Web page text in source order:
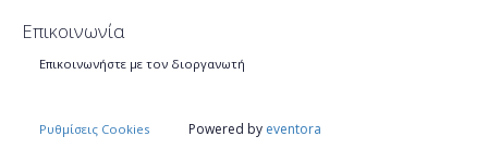
Επικοινωνία
Επικοινωνήστε με τον διοργανωτή
Powered by eventora
Ρυθμίσεις Cookies